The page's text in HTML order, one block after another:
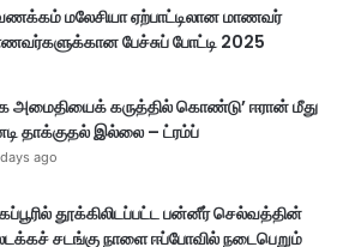
மலேசியா ஏற்பாட்டிலான மாணவர்
பேச்சுப் போட்டி 2025
அமைதியைக் கருத்தில் கொண்டு’ ஈரான் மீது
தாக்குதல் இல்லை – ட்ரம்ப்
ago
தூக்கிலிடப்பட்ட பன்னீர் செல்வத்தின்
சடங்கு நாளை ஈப்போவில் நடைபெறும்